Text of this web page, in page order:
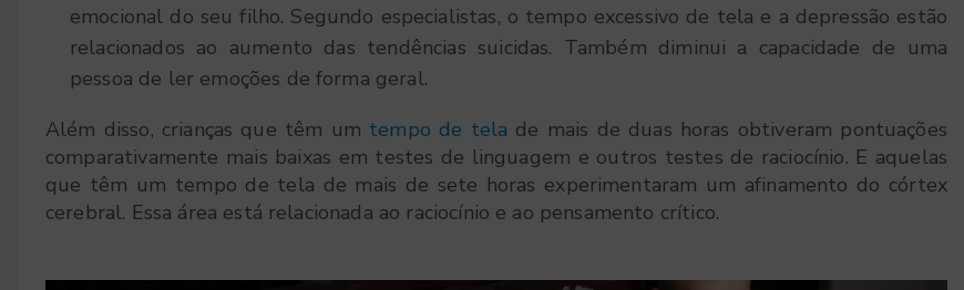
emocional do seu filho. Segundo especialistas, o tempo excessivo de tela e a depressão estão
relacionados ao aumento das tendências suicidas. Também diminui a capacidade de uma
pessoa de ler emoções de forma geral.
Além disso, crianças que têm um tempo de tela de mais de duas horas obtiveram pontuações
comparativamente mais baixas em testes de linguagem e outros testes de raciocínio. E aquelas
que têm um tempo de tela de mais de sete horas experimentaram um afinamento do córtex
cerebral. Essa área está relacionada ao raciocínio e ao pensamento crítico.